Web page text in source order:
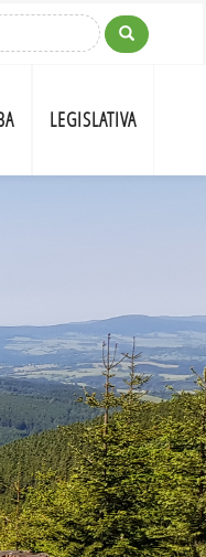
LEGISLATIVA